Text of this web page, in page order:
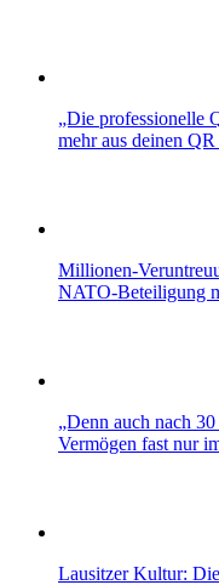
„Die professionelle
mehr aus deinen
Millionen-
NATO-Beteiligung
„Denn auch nach
Vermögen fast nur
Lausitzer Kultur: